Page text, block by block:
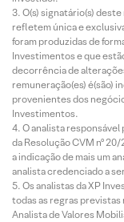
O(s) signatário(s)
refletem única e
foram produzidas de
Investimentos e que
decorrência de
remuneração(es) é(são)
provenientes dos
Investimentos.
O analista
da Resolução CVM nº
a indicação de mais um
analista credenciado a
Os analistas da XP
todas as regras previstas
Analista de Valores